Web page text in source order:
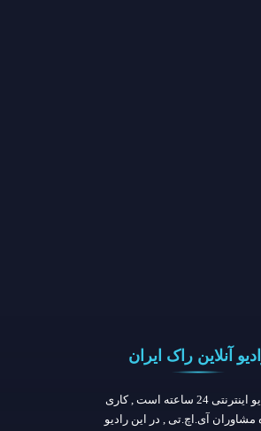
آنلاین راک ایران
24 ساعته است , کاری
مشاوران آی.اچ.تی , در این رادیو